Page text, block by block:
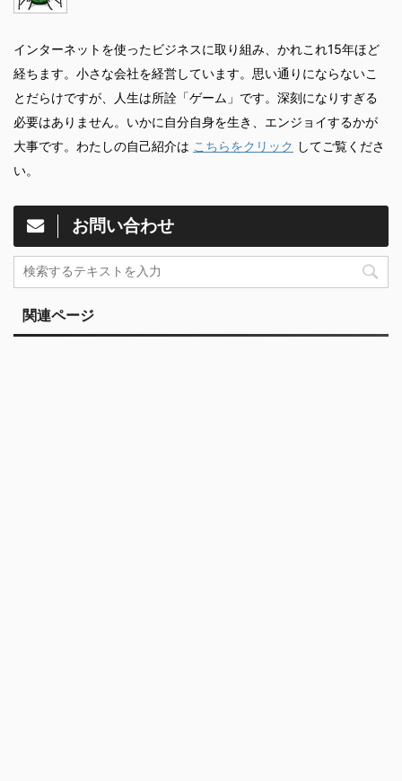
インターネットを使ったビジネスに取り組み、かれこれ15年ほど
経ちます。小さな会社を経営しています。思い通りにならないこ
とだらけですが、人生は所詮「ゲーム」です。深刻になりすぎる
必要はありません。いかに自分自身を生き、エンジョイするかが
大事です。わたしの自己紹介は こちらをクリック してご覧くださ
い。
お問い合わせ
関連ページ